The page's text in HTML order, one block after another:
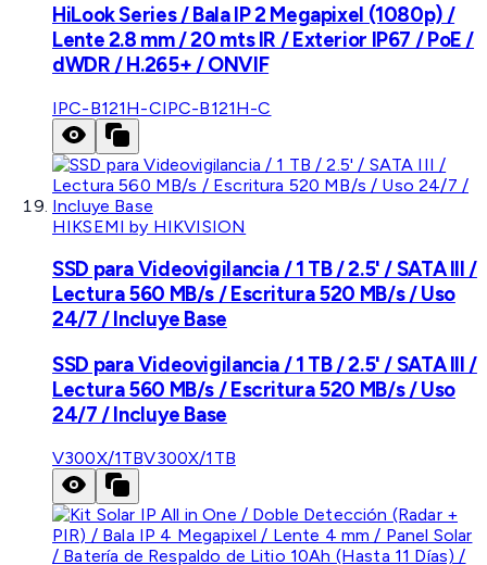
HiLook Series / Bala IP 2 Megapixel (1080p) /
Lente 2.8 mm / 20 mts IR / Exterior IP67 / PoE /
dWDR / H.265+ / ONVIF
IPC-B121H-CIPC-B121H-C
HIKSEMI by HIKVISION
SSD para Videovigilancia / 1 TB / 2.5' / SATA III /
Lectura 560 MB/s / Escritura 520 MB/s / Uso
24/7 / Incluye Base
SSD para Videovigilancia / 1 TB / 2.5' / SATA III /
Lectura 560 MB/s / Escritura 520 MB/s / Uso
24/7 / Incluye Base
V300X/1TBV300X/1TB